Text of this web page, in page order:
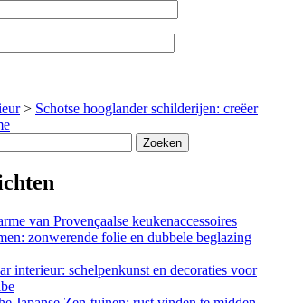
> Schotse hooglander schilderijen: creëer
van Provençaalse keukenaccessoires
zonwerende folie en dubbele beglazing
interieur: schelpenkunst en decoraties voor